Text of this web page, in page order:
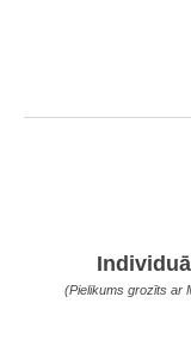
(Pielikums grozīts ar